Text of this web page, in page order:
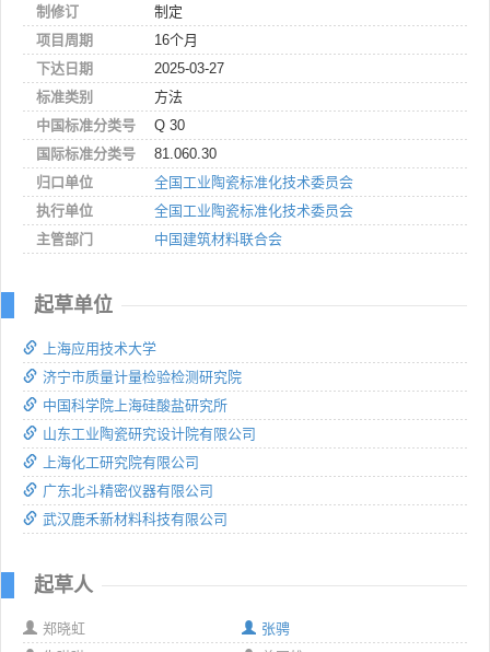
制修订
制定
项目周期
16个月
下达日期
2025-03-27
标准类别
方法
中国标准分类号
Q 30
国际标准分类号
81.060.30
归口单位
全国工业陶瓷标准化技术委员会
执行单位
全国工业陶瓷标准化技术委员会
主管部门
中国建筑材料联合会
起草单位
上海应用技术大学
济宁市质量计量检验检测研究院
中国科学院上海硅酸盐研究所
山东工业陶瓷研究设计院有限公司
上海化工研究院有限公司
广东北斗精密仪器有限公司
武汉鹿禾新材料科技有限公司
起草人
郑晓虹
张骋